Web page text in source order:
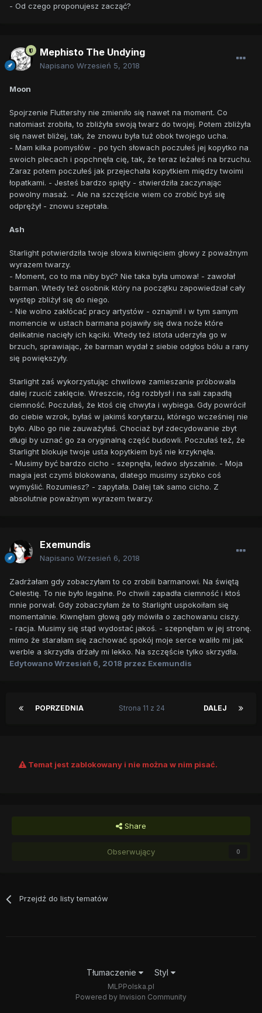
- Od czego proponujesz zacząć?
Mephisto The Undying
Napisano Wrzesień 5, 2018
Moon
Spojrzenie Fluttershy nie zmieniło się nawet na moment. Co
natomiast zrobiła, to zbliżyła swoją twarz do twojej. Potem zbliżyła
się nawet bliżej, tak, że znowu była tuż obok twojego ucha.
- Mam kilka pomysłów - po tych słowach poczułeś jej kopytko na
swoich plecach i popchnęła cię, tak, że teraz leżałeś na brzuchu.
Zaraz potem poczułeś jak przejechała kopytkiem między twoimi
łopatkami. - Jesteś bardzo spięty - stwierdziła zaczynając
powolny masaż. - Ale na szczęście wiem co zrobić byś się
odprężył - znowu szeptała.
Ash
Starlight potwierdziła twoje słowa kiwnięciem głowy z poważnym
wyrazem twarzy.
- Moment, co to ma niby być? Nie taka była umowa! - zawołał
barman. Wtedy też osobnik który na początku zapowiedział cały
występ zbliżył się do niego.
- Nie wolno zakłócać pracy artystów - oznajmił i w tym samym
momencie w ustach barmana pojawiły się dwa noże które
delikatnie nacięły ich kąciki. Wtedy też istota uderzyła go w
brzuch, sprawiając, że barman wydał z siebie odgłos bólu a rany
się powiększyły.
Starlight zaś wykorzystując chwilowe zamieszanie próbowała
dalej rzucić zaklęcie. Wreszcie, róg rozbłysł i na sali zapadłą
ciemność. Poczułaś, że ktoś cię chwyta i wybiega. Gdy powrócił
do ciebie wzrok, byłaś w jakimś korytarzu, którego wcześniej nie
było. Albo go nie zauważyłaś. Chociaż był zdecydowanie zbyt
długi by uznać go za oryginalną część budowli. Poczułaś też, że
Starlight blokuje twoje usta kopytkiem byś nie krzyknęła.
- Musimy być bardzo cicho - szepnęła, ledwo słyszalnie. - Moja
magia jest czymś blokowana, dlatego musimy szybko coś
wymyślić. Rozumiesz? - zapytała. Dalej tak samo cicho. Z
absolutnie poważnym wyrazem twarzy.
Exemundis
Napisano Wrzesień 6, 2018
Zadrżałam gdy zobaczyłam to co zrobili barmanowi. Na świętą
Celestię. To nie było legalne. Po chwili zapadła ciemność i ktoś
mnie porwał. Gdy zobaczyłam że to Starlight uspokoiłam się
momentalnie. Kiwnęłam głową gdy mówiła o zachowaniu ciszy.
- racja. Musimy się stąd wydostać jakoś. - szepnęłam w jej stronę.
mimo że starałam się zachować spokój moje serce waliło mi jak
werble a skrzydła drżały mi lekko. Na szczęście tylko skrzydła.
EdytowanoWrzesień 6, 2018 przez Exemundis
POPRZEDNIA DALEJ
Strona 11 z 24
Temat jest zablokowany i nie można w nim pisać.
Share
Obserwujący 0
Przejdź do listy tematów
Tłumaczenie Styl
MLPPolska.pl
Powered by Invision Community